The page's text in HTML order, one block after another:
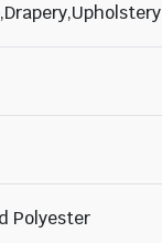
Polyester